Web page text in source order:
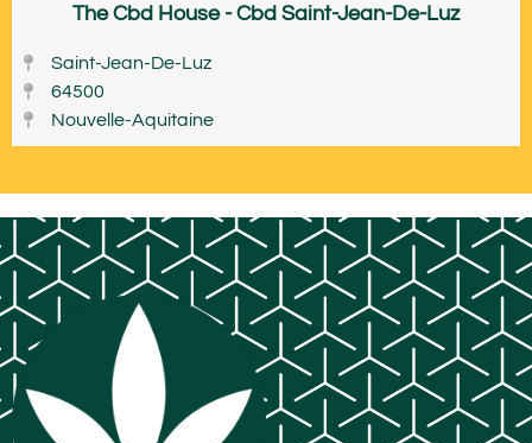
The Cbd House - Cbd Saint-Jean-De-Luz
Saint-Jean-De-Luz
64500
Nouvelle-Aquitaine